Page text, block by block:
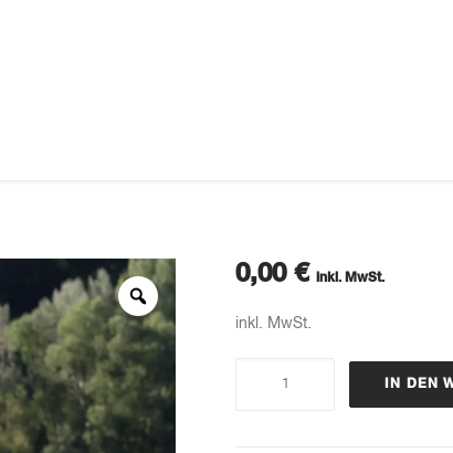
0,00 € inkl. MwSt.
inkl. MwSt.
IN DEN